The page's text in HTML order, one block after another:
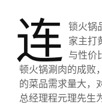
连 锁火锅
家主打
与性价
顿火锅涮肉的成败
的菜品需求量大，
总经理程元理先生